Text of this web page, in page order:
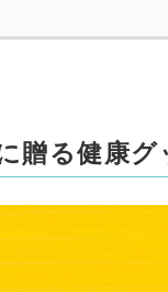
贈る健康グ